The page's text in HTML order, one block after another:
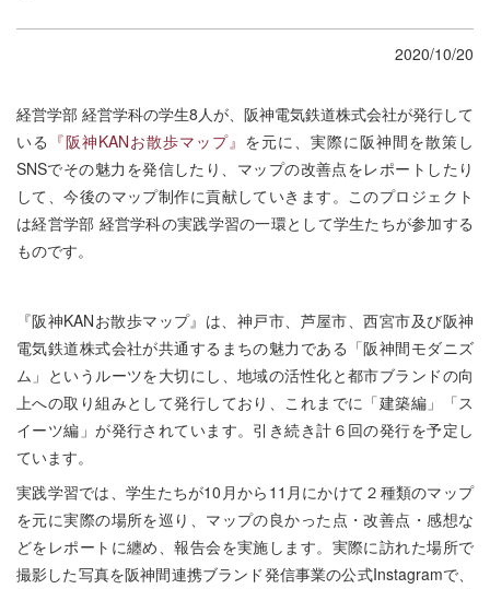
2020/10/20
経営学部 経営学科の学生8人が、阪神電気鉄道株式会社が発行して
いる 『阪神KANお散歩マップ』 を元に、実際に阪神間を散策し
SNSでその魅力を発信したり、マップの改善点をレポートしたり
して、今後のマップ制作に貢献していきます。このプロジェクト
は経営学部 経営学科の実践学習の一環として学生たちが参加する
ものです。
『阪神KANお散歩マップ』は、神戸市、芦屋市、西宮市及び阪神
電気鉄道株式会社が共通するまちの魅力である「阪神間モダニズ
ム」というルーツを大切にし、地域の活性化と都市ブランドの向
上への取り組みとして発行しており、これまでに「建築編」「ス
イーツ編」が発行されています。引き続き計６回の発行を予定し
ています。
実践学習では、学生たちが10月から11月にかけて２種類のマップ
を元に実際の場所を巡り、マップの良かった点・改善点・感想な
どをレポートに纏め、報告会を実施します。実際に訪れた場所で
撮影した写真を阪神間連携ブランド発信事業の公式Instagramで、